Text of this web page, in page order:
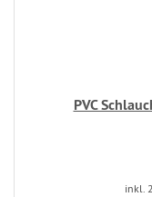
PVC
inkl.